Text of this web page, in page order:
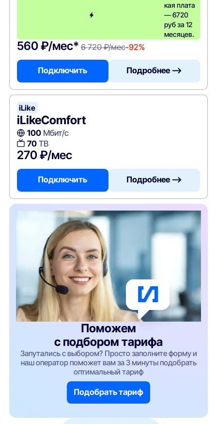
кая плата
— 6720
руб за 12
месяцев.
560 ₽/мес* 6 720 ₽/мес-92%
Подключить Подробнее —>
iLike
iLikeComfort
100Мбит/с
70ТВ
270 ₽/мес
Подключить Подробнее —>
Поможем
с подбором тарифа
Запутались с выбором? Просто заполните форму и
наш оператор поможет вам за 3 минуты подобрать
оптимальный тариф
Подобрать тариф